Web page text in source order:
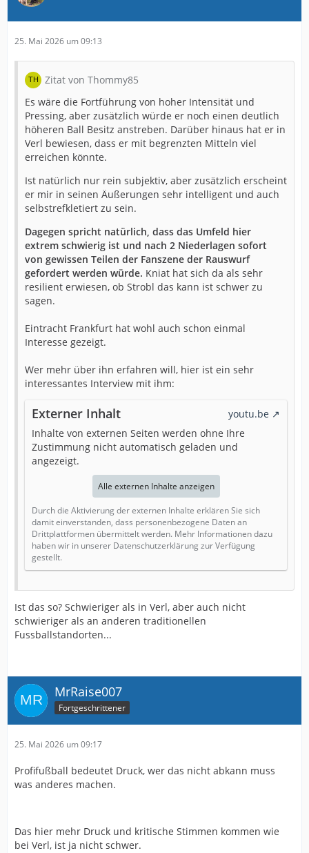
25. Mai 2026 um 09:13
Zitat von Thommy85
Es wäre die Fortführung von hoher Intensität und
Pressing, aber zusätzlich würde er noch einen deutlich
höheren Ball Besitz anstreben. Darüber hinaus hat er in
Verl bewiesen, dass er mit begrenzten Mitteln viel
erreichen könnte.
Ist natürlich nur rein subjektiv, aber zusätzlich erscheint
er mir in seinen Äußerungen sehr intelligent und auch
selbstrefkletiert zu sein.
Dagegen spricht natürlich, dass das Umfeld hier
extrem schwierig ist und nach 2 Niederlagen sofort
von gewissen Teilen der Fanszene der Rauswurf
gefordert werden würde. Kniat hat sich da als sehr
resilient erwiesen, ob Strobl das kann ist schwer zu
sagen.
Eintracht Frankfurt hat wohl auch schon einmal
Interesse gezeigt.
Wer mehr über ihn erfahren will, hier ist ein sehr
interessantes Interview mit ihm:
Externer Inhalt
youtu.be
Inhalte von externen Seiten werden ohne Ihre
Zustimmung nicht automatisch geladen und
angezeigt.
Alle externen Inhalte anzeigen
Durch die Aktivierung der externen Inhalte erklären Sie sich
damit einverstanden, dass personenbezogene Daten an
Drittplattformen übermittelt werden. Mehr Informationen dazu
haben wir in unserer Datenschutzerklärung zur Verfügung
gestellt.
Ist das so? Schwieriger als in Verl, aber auch nicht
schwieriger als an anderen traditionellen
Fussballstandorten...
MrRaise007
Fortgeschrittener
25. Mai 2026 um 09:17
Profifußball bedeutet Druck, wer das nicht abkann muss
was anderes machen.
Das hier mehr Druck und kritische Stimmen kommen wie
bei Verl, ist ja nicht schwer.